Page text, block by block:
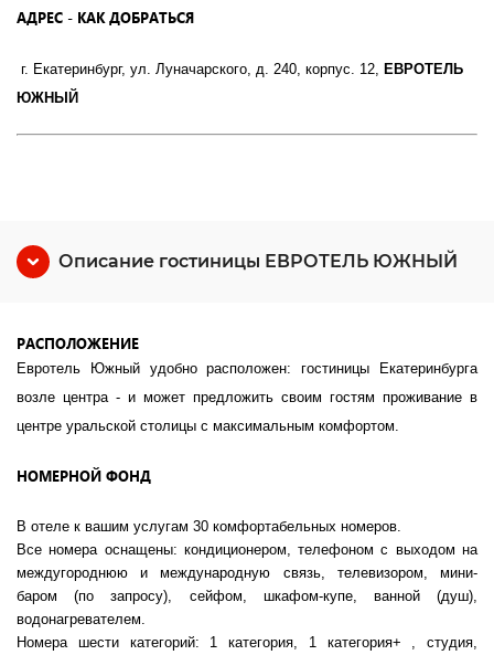
АДРЕС - КАК ДОБРАТЬСЯ
г. Екатеринбург, ул. Луначарского, д. 240, корпус. 12, ЕВРОТЕЛЬ
ЮЖНЫЙ
Описание гостиницы ЕВРОТЕЛЬ ЮЖНЫЙ
РАСПОЛОЖЕНИЕ
Евротель Южный удобно расположен: гостиницы Екатеринбурга
возле центра - и может предложить своим гостям проживание в
центре уральской столицы с максимальным комфортом.
НОМЕРНОЙ ФОНД
В отеле к вашим услугам 30 комфортабельных номеров.
Все номера оснащены: кондиционером, телефоном с выходом на
междугороднюю и международную связь, телевизором, мини-
баром (по запросу), сейфом, шкафом-купе, ванной (душ),
водонагревателем.
Номера шести категорий: 1 категория, 1 категория+ , студия,